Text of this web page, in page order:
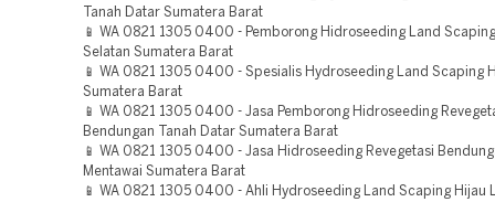
Tanah Datar Sumatera Barat
📱 WA 0821 1305 0400 - Pemborong Hidroseeding Land
Selatan Sumatera Barat
📱 WA 0821 1305 0400 - Spesialis Hydroseeding Land Scaping
Sumatera Barat
📱 WA 0821 1305 0400 - Jasa Pemborong Hidroseeding
Bendungan Tanah Datar Sumatera Barat
📱 WA 0821 1305 0400 - Jasa Hidroseeding Revegetasi
Mentawai Sumatera Barat
📱 WA 0821 1305 0400 - Ahli Hydroseeding Land Scaping Hijau